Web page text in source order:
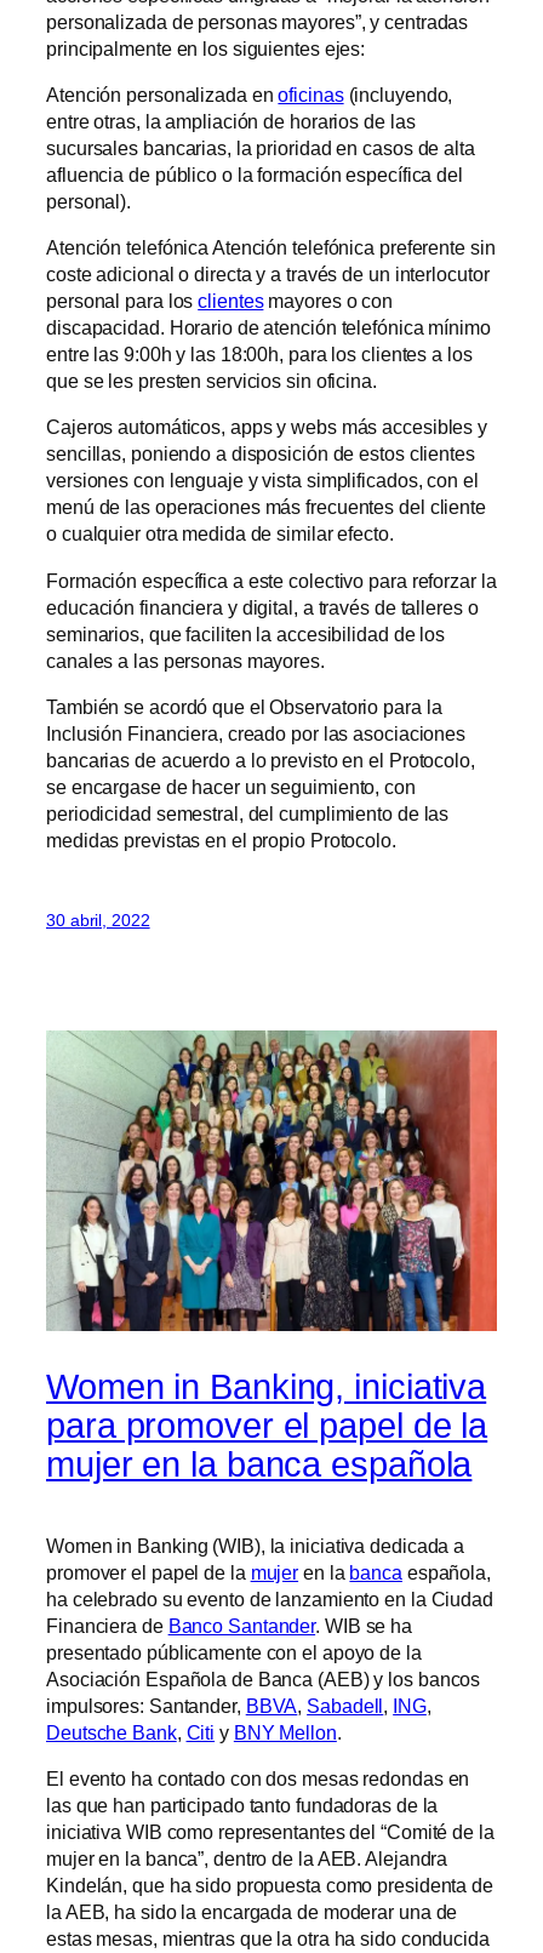
personalizada de personas mayores”, y centradas
principalmente en los siguientes ejes:
Atención personalizada enoficinas(incluyendo,
entre otras, la ampliación de horarios de las
sucursales bancarias, la prioridad en casos de alta
afluencia de público o la formación específica del
personal).
Atención telefónica Atención telefónica preferente sin
coste adicional o directa y a través de un interlocutor
personal para losclientesmayores o con
discapacidad. Horario de atención telefónica mínimo
entre las 9:00h y las 18:00h, para los clientes a los
que se les presten servicios sin oficina.
Cajeros automáticos, apps y webs más accesibles y
sencillas, poniendo a disposición de estos clientes
versiones con lenguaje y vista simplificados, con el
menú de las operaciones más frecuentes del cliente
o cualquier otra medida de similar efecto.
Formación específica a este colectivo para reforzar la
educación financiera y digital, a través de talleres o
seminarios, que faciliten la accesibilidad de los
canales a las personas mayores.
También se acordó que el Observatorio para la
Inclusión Financiera, creado por las asociaciones
bancarias de acuerdo a lo previsto en el Protocolo,
se encargase de hacer un seguimiento, con
periodicidad semestral, del cumplimiento de las
medidas previstas en el propio Protocolo.
30 abril, 2022
Women in Banking, iniciativa
para promover el papel de la
mujer en la banca española
Women in Banking (WIB), la iniciativa dedicada a
promover el papel de la mujer en la banca española,
ha celebrado su evento de lanzamiento en la Ciudad
Financiera de Banco Santander. WIB se ha
presentado públicamente con el apoyo de la
Asociación Española de Banca (AEB) y los bancos
impulsores: Santander, BBVA, Sabadell, ING,
Deutsche Bank, Citi y BNY Mellon.
El evento ha contado con dos mesas redondas en
las que han participado tanto fundadoras de la
iniciativa WIB como representantes del “Comité de la
mujer en la banca”, dentro de la AEB. Alejandra
Kindelán, que ha sido propuesta como presidenta de
la AEB, ha sido la encargada de moderar una de
estas mesas, mientras que la otra ha sido conducida